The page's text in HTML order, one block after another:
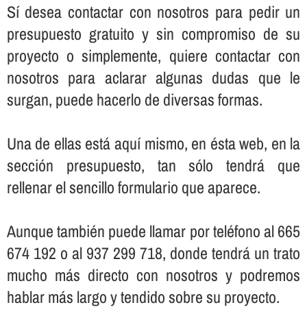
Sí­ desea contactar con nosotros para pedir un
presupuesto gratuito y sin compromiso de su
proyecto o simplemente, quiere contactar con
nosotros para aclarar algunas dudas que le
surgan, puede hacerlo de diversas formas.
Una de ellas está aquí­ mismo, en ésta web, en la
sección presupuesto, tan sólo tendrá que
rellenar el sencillo formulario que aparece.
Aunque también puede llamar por teléfono al 665
674 192 o al 937 299 718, donde tendrá un trato
mucho más directo con nosotros y podremos
hablar más largo y tendido sobre su proyecto.